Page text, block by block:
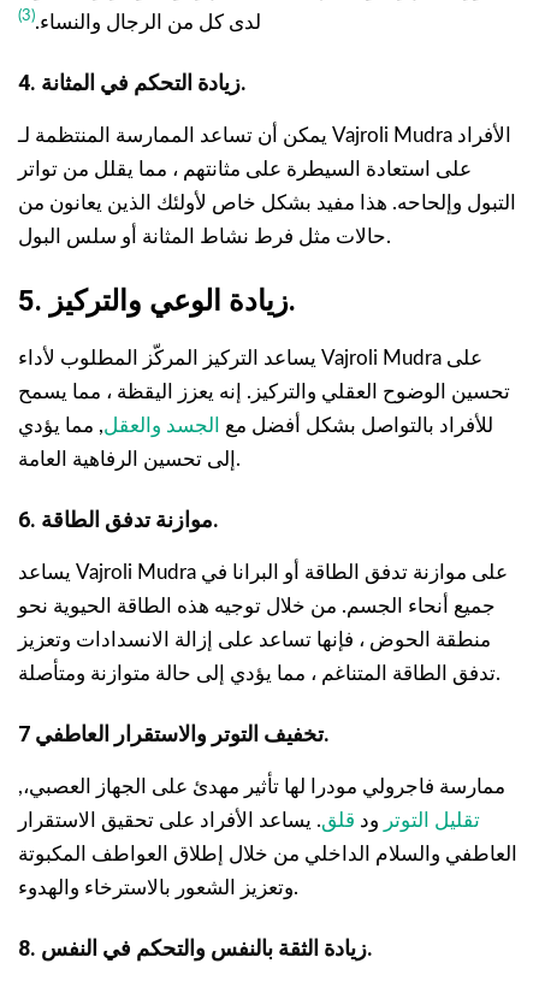
لدى كل من الرجال والنساء.(3)
4. زيادة التحكم في المثانة.
يمكن أن تساعد الممارسة المنتظمة لـ Vajroli Mudra الأفراد
على استعادة السيطرة على مثانتهم ، مما يقلل من تواتر
التبول وإلحاحه. هذا مفيد بشكل خاص لأولئك الذين يعانون من
حالات مثل فرط نشاط المثانة أو سلس البول.
5. زيادة الوعي والتركيز.
يساعد التركيز المركّز المطلوب لأداء Vajroli Mudra على
تحسين الوضوح العقلي والتركيز. إنه يعزز اليقظة ، مما يسمح
للأفراد بالتواصل بشكل أفضل مع
الجسد والعقل, مما يؤدي
إلى تحسين الرفاهية العامة.
6. موازنة تدفق الطاقة.
يساعد Vajroli Mudra على موازنة تدفق الطاقة أو البرانا في
جميع أنحاء الجسم. من خلال توجيه هذه الطاقة الحيوية نحو
منطقة الحوض ، فإنها تساعد على إزالة الانسدادات وتعزيز
تدفق الطاقة المتناغم ، مما يؤدي إلى حالة متوازنة ومتأصلة.
7 تخفيف التوتر والاستقرار العاطفي.
ممارسة فاجرولي مودرا لها تأثير مهدئ على الجهاز العصبي،,
تقليل التوتر ود قلق. يساعد الأفراد على تحقيق الاستقرار
العاطفي والسلام الداخلي من خلال إطلاق العواطف المكبوتة
وتعزيز الشعور بالاسترخاء والهدوء.
8. زيادة الثقة بالنفس والتحكم في النفس.